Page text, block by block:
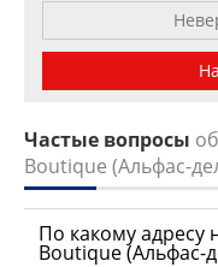
Частые вопросы
Boutique (Альфас-
По какому адресу
Boutique (Альфас-